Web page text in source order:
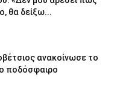
θα δείξω...
ανακοίνωσε το
ποδόσφαιρο